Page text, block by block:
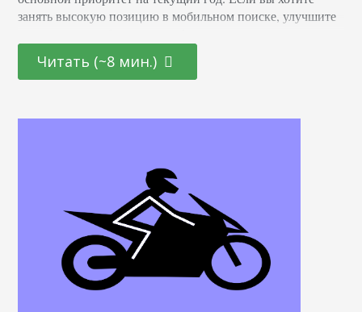
занять высокую позицию в мобильном поиске, улучшите
обеспечили посетителям своего сайта лучший
пользовательский опыт. Как понять, что сайт адаптирован
загружается на любом мобильном…
Читать (~8 мин.)